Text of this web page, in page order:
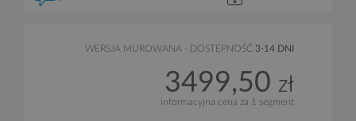
WERSJA MUROWANA - DOSTĘPNOŚĆ 3-14 DNI
3499,50 zł
informacyjna cena za 1 segment